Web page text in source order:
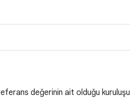
değerinin ait olduğu kuruluşu